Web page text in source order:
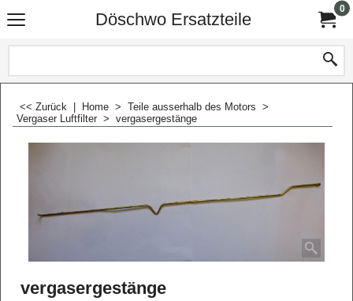
Döschwo Ersatzteile
0
<< Zurück Home > Teile ausserhalb des Motors >
Vergaser Luftfilter > vergasergestänge
vergasergestänge